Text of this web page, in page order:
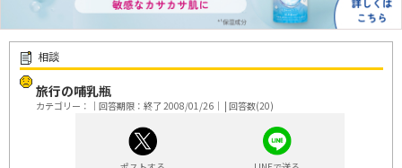
相談
旅行の哺乳瓶
カテゴリー：｜回答期限：終了 2008/01/26｜ | 回答数(20)